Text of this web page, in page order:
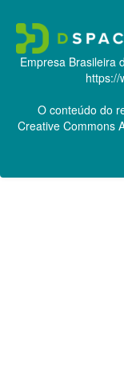
Empresa Brasileira
https://
O conteúdo do
Creative Commons